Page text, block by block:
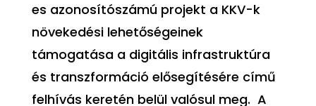
es azonosítószámú projekt a KKV-k
növekedési lehetőségeinek
támogatása a digitális infrastruktúra
és transzformáció elősegítésére című
felhívás keretén belül valósul meg. A